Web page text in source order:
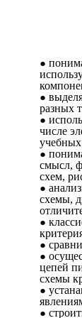
разных
числе
учебных
смысл,
схем,
схемы,
цепей
схемы